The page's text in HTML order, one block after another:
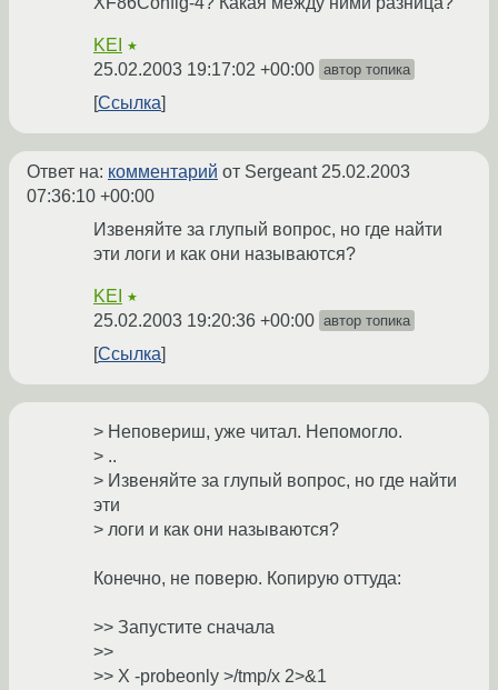
KEI ★
25.02.2003 19:17:02 +00:00 автор топика
Ссылка
Ответ на: комментарий от Sergeant25.02.2003
07:36:10 +00:00
Извеняйте за глупый вопрос, но где найти
эти логи и как они называются?
KEI ★
25.02.2003 19:20:36 +00:00 автор топика
Ссылка
> Неповериш, уже читал. Непомогло.
> ..
> Извеняйте за глупый вопрос, но где найти
эти
> логи и как они называются?
Конечно, не поверю. Копирую оттуда:
>> Запустите сначала
>>
>> X -probeonly >/tmp/x 2>&1